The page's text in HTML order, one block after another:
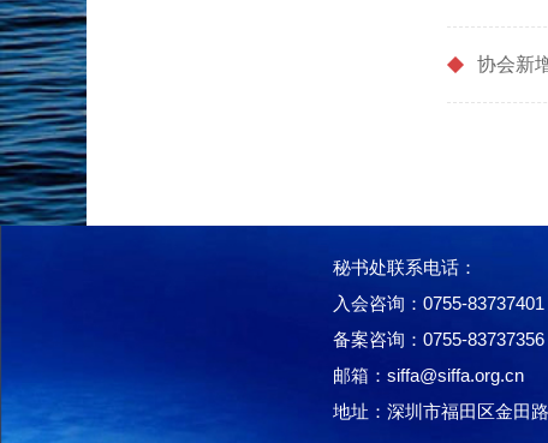
协会新
秘书处联系电话：
入会咨询：0755-83737401
备案咨询：0755-83737356
邮箱：siffa@siffa.org.cn
地址：深圳市福田区金田